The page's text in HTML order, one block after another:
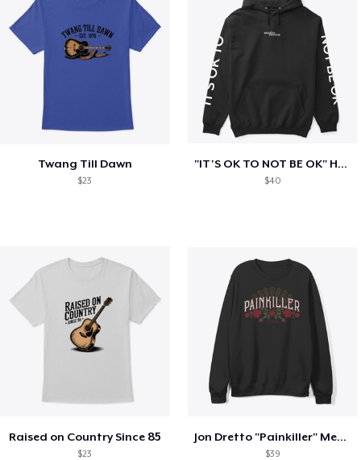
Twang Till Dawn
$23
"IT'S OK TO NOT BE OK" Hoodie (BP LOGO)
$40
Raised on Country Since 85
$23
Jon Dretto "Painkiller" Merch Collection
$39